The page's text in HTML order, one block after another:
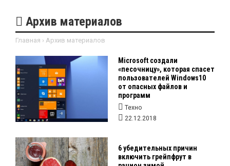
Архив материалов
Главная › Архив материалов
Microsoft создали
«песочницу», которая спасет
пользователей Windows10
от опасных файлов и
программ
Техно
22.12.2018
6 убедительных причин
включить грейпфрут в